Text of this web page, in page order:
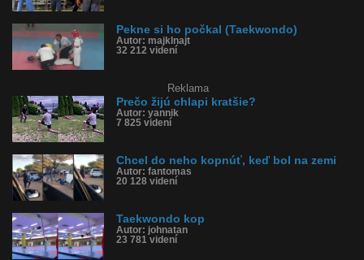
História sledovanosti videa:
Pekne si ho počkal (Taekwondo)
Autor: majklnajt
32 212 videní
Reklama
Prečo žijú chlapi kratšie?
Autor: yannik
7 825 videní
Chcel do neho kopnúť, keď bol na zemi
Autor: fantomas
20 128 videní
Taekwondo kop
Autor: johnatan
23 781 videní